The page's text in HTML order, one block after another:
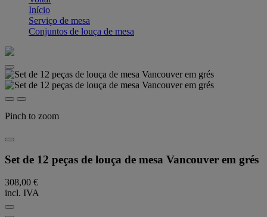
Início
Serviço de mesa
Conjuntos de louça de mesa
Pinch to zoom
Set de 12 peças de louça de mesa Vancouver em grés
308,00 €
incl. IVA